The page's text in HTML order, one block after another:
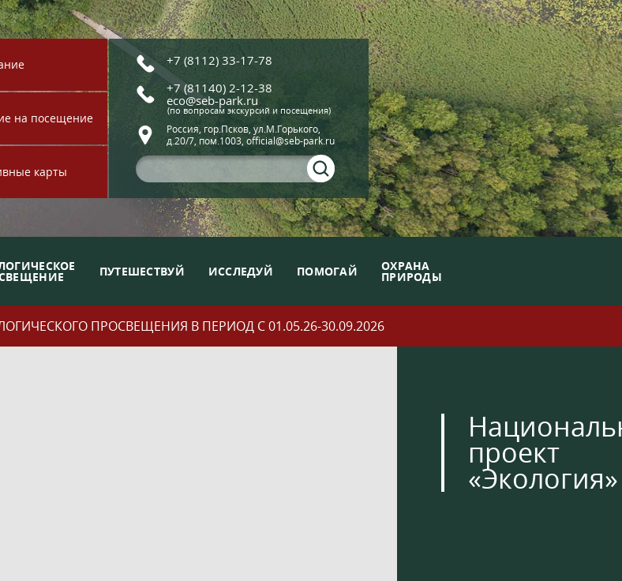
на посещение
карты
+7 (8112) 33-17-78
+7 (81140) 2-12-38
eco@seb-park.ru
(по вопросам экскурсий и посещения)
Россия, гор.Псков, ул.М.Горького,
д.20/7, пом.1003, official@seb-park.ru
ПУТЕШЕСТВУЙ ИССЛЕДУЙ ПОМОГАЙ ОХРАНА
ПРИРОДЫ
ПРОСВЕЩЕНИЯ В ПЕРИОД С 01.05.26-30.09.2026
проект
«Экология»